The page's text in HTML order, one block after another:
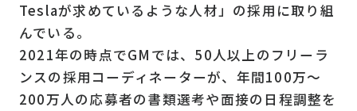
Teslaが求めているような人材」の採用に取り組
んでいる。
2021年の時点でGMでは、50人以上のフリーラ
ンスの採用コーディネーターが、年間100万～
200万人の応募者の書類選考や面接の日程調整を